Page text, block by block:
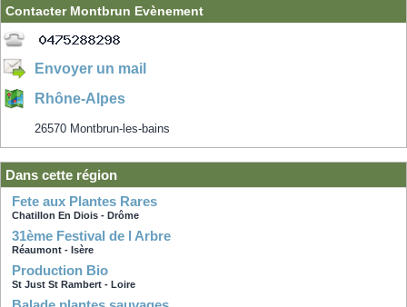
Contacter Montbrun Evènement
Envoyer un mail
Rhône-Alpes
26570 Montbrun-les-bains
Dans cette région
Fete aux Plantes Rares
Chatillon En Diois - Drôme
31ème Festival de l Arbre
Réaumont - Isère
Production Bio
St Just St Rambert - Loire